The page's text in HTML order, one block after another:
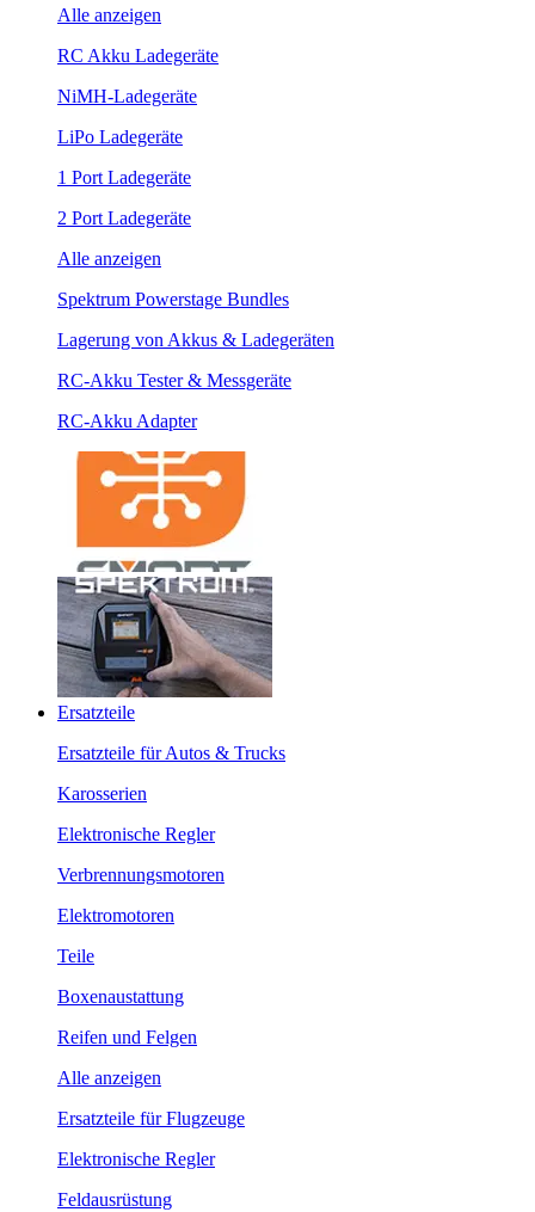
Alle anzeigen
RC Akku Ladegeräte
NiMH-Ladegeräte
LiPo Ladegeräte
1 Port Ladegeräte
2 Port Ladegeräte
Alle anzeigen
Spektrum Powerstage Bundles
Lagerung von Akkus & Ladegeräten
RC-Akku Tester & Messgeräte
RC-Akku Adapter
Ersatzteile
Ersatzteile für Autos & Trucks
Karosserien
Elektronische Regler
Verbrennungsmotoren
Elektromotoren
Teile
Boxenaustattung
Reifen und Felgen
Alle anzeigen
Ersatzteile für Flugzeuge
Elektronische Regler
Feldausrüstung